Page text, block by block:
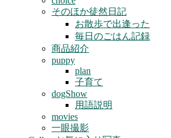
そのほか徒然日記
お散歩で出逢った
毎日のごはん記録
商品紹介
puppy
plan
子育て
dogShow
用語説明
movies
一眼撮影